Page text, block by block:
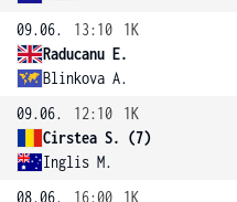
09.06.
13:10
1K
Raducanu E.
Blinkova A.
09.06.
12:10
1K
Cirstea S. (7)
Inglis M.
08.06.
16:00 1K